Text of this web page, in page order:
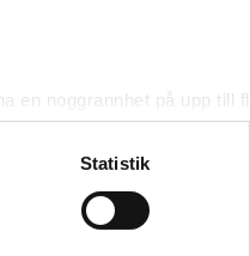
en noggrannhet på upp till
kännetecken
in dina preferenser i
Statistik
än man först
kök och